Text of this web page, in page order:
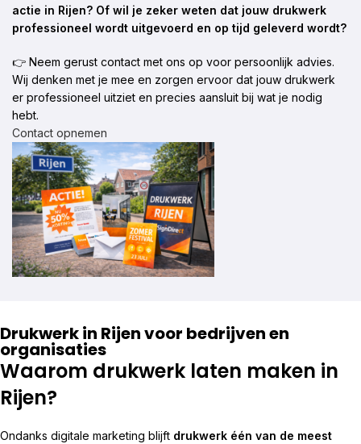
actie in Rijen? Of wil je zeker weten dat jouw drukwerk
professioneel wordt uitgevoerd en op tijd geleverd wordt?
👉 Neem gerust contact met ons op voor persoonlijk advies.
Wij denken met je mee en zorgen ervoor dat jouw drukwerk
er professioneel uitziet en precies aansluit bij wat je nodig
hebt.
Contact opnemen
Drukwerk in Rijen voor bedrijven en
organisaties
Waarom drukwerk laten maken in
Rijen?
Ondanks digitale marketing blijft drukwerk één van de meest